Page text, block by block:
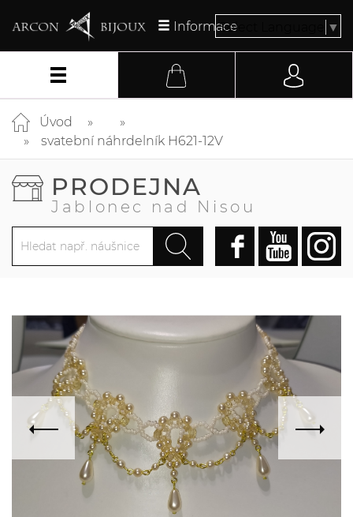
InformaceSelect Language ▼
Úvod
svatební náhrdelník H621-12V
PRODEJNA
Jablonec nad Nisou